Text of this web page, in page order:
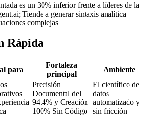
es un 30% inferior frente a líderes de la
Tiende a generar sintaxis analítica
complejas
Rápida
para
Fortaleza
principal
Ambiente
Precisión
Documental del
94.4% y Creación
100% Sin Código
El científico de
datos
automatizado y
sin fricción